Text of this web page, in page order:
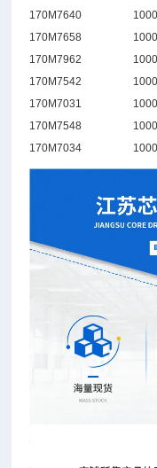
170M7640
170M7658
170M7962
170M7542
170M7031
170M7548
170M7034